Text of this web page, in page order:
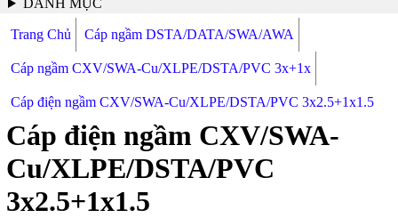
DANH MỤC
Trang Chủ Cáp ngầm DSTA/DATA/SWA/AWA
Cáp ngầm CXV/SWA-Cu/XLPE/DSTA/PVC 3x+1x
Cáp điện ngầm CXV/SWA-Cu/XLPE/DSTA/PVC 3x2.5+1x1.5
Cáp điện ngầm CXV/SWA-
Cu/XLPE/DSTA/PVC
3x2.5+1x1.5